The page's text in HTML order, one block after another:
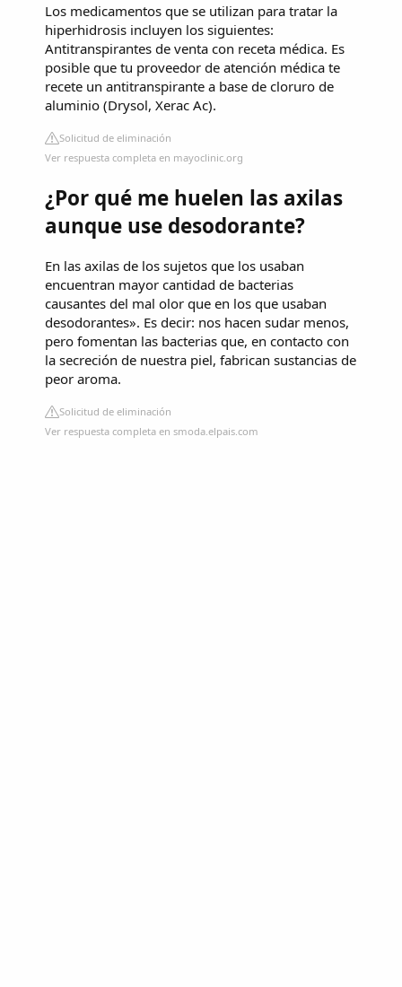
Los medicamentos que se utilizan para tratar la
hiperhidrosis incluyen los siguientes:
Antitranspirantes de venta con receta médica. Es
posible que tu proveedor de atención médica te
recete un antitranspirante a base de cloruro de
aluminio (Drysol, Xerac Ac).
Solicitud de eliminación
Ver respuesta completa en mayoclinic.org
¿Por qué me huelen las axilas
aunque use desodorante?
En las axilas de los sujetos que los usaban
encuentran mayor cantidad de bacterias
causantes del mal olor que en los que usaban
desodorantes». Es decir: nos hacen sudar menos,
pero fomentan las bacterias que, en contacto con
la secreción de nuestra piel, fabrican sustancias de
peor aroma.
Solicitud de eliminación
Ver respuesta completa en smoda.elpais.com